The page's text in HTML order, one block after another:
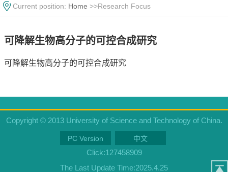
Current position: Home >>Research Focus
可降解生物高分子的可控合成研究
可降解生物高分子的可控合成研究
Copyright © 2013 University of Science and Technology of China.
PC Version 中文
Click:127458909
The Last Update Time:2025.4.25